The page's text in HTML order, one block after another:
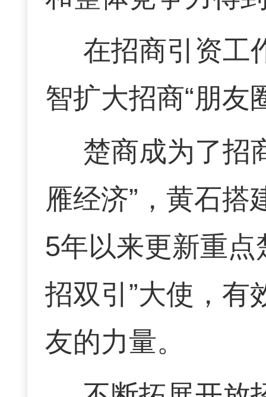
在招商引资工
智扩大招商“朋友
楚商成为了招
雁经济”，黄石
5年以来更新重点
招双引”大使，有
友的力量。